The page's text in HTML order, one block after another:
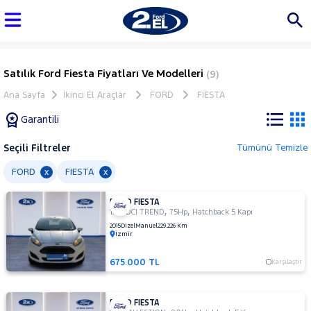
Satılık Ford Fiesta Fiyatları Ve Modelleri (9)
Ana Sayfa İkinci El Araçlar FORD FIESTA
Garantili
Tüm
Araçlar
AUDI
BMC
BMW
BYD
Seçili Filtreler Tümünü Temizle
FORD x FIESTA x
FORD FIESTA
1.5 TDCI TREND,75Hp, Hatchback 5 Kapı
2015DizelManuel229.226 Km
İzmir
675.000 TL Karşılaştır
FORD FIESTA